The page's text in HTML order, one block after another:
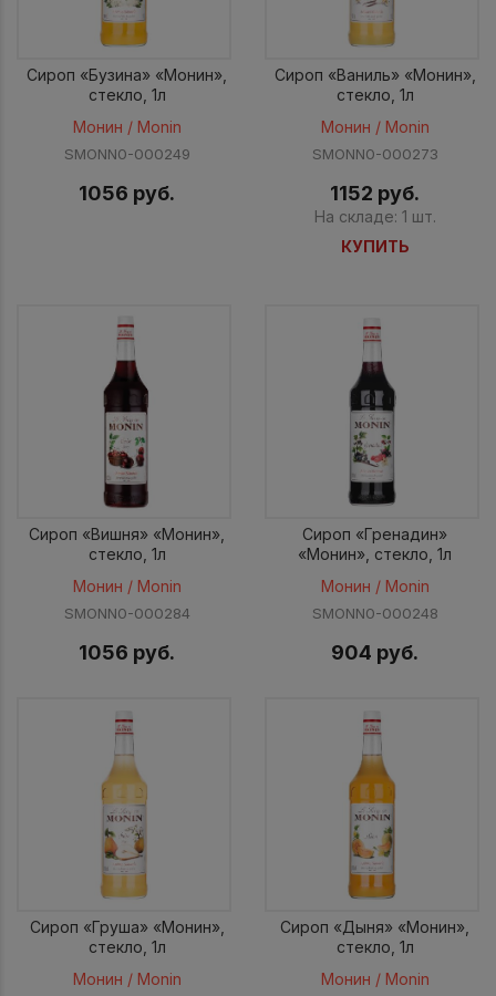
Сироп «Бузина» «Монин»,
стекло, 1л
Монин / Monin
SMONN0-000249
1056 руб.
Сироп «Ваниль» «Монин»,
стекло, 1л
Монин / Monin
SMONN0-000273
1152 руб.
На складе: 1 шт.
КУПИТЬ
Сироп «Вишня» «Монин»,
стекло, 1л
Монин / Monin
SMONN0-000284
1056 руб.
Сироп «Гренадин»
«Монин», стекло, 1л
Монин / Monin
SMONN0-000248
904 руб.
Сироп «Груша» «Монин»,
стекло, 1л
Монин / Monin
Сироп «Дыня» «Монин»,
стекло, 1л
Монин / Monin